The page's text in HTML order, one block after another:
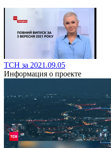
ТСН за 2021.09.05
Информация о проекте